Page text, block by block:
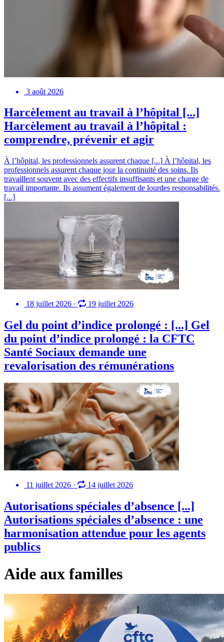
3 août 2026
Harcèlement au travail à l’hôpital [...]
Harcèlement au travail à l’hôpital :
comprendre, prévenir et agir
À l’hôpital, les professionnels assurent chaque [...] À l’hôpital, les
professionnels assurent chaque jour la continuité des soins. Ils
travaillent souvent avec des effectifs insuffisants et une charge de
travail importante. Ils assument également de lourdes responsabilités.
[...]
18 juillet 2026 · 19 juillet 2026
Gel du point d’indice prolongé : [...] Gel
du point d’indice prolongé : la CFTC
Santé Sociaux demande une
revalorisation des rémunérations
11 juillet 2026 · 14 juillet 2026
Autorisations spéciales d’absence [...]
Autorisations spéciales d’absence : une
harmonisation attendue pour les agents
publics
Aide aux familles